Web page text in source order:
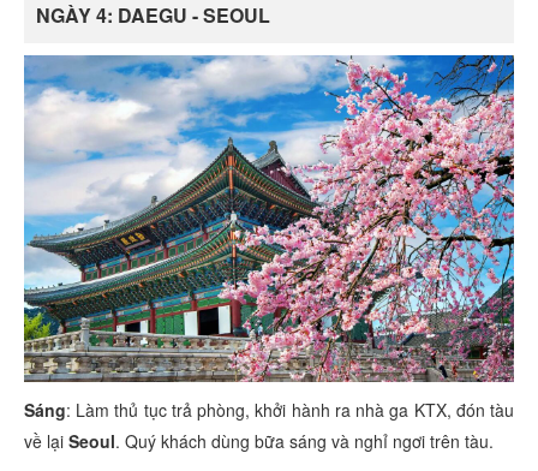
NGÀY 4: DAEGU - SEOUL
Sáng: Làm thủ tục trả phòng, khởi hành ra nhà ga KTX, đón tàu
về lại Seoul. Quý khách dùng bữa sáng và nghỉ ngơi trên tàu.